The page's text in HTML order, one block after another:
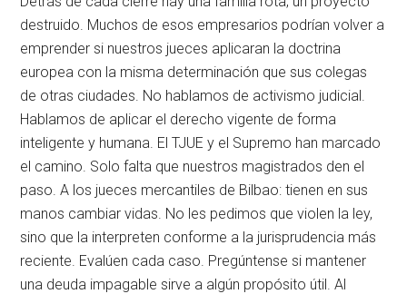
destruido. Muchos de esos empresarios podrían volver a
emprender si nuestros jueces aplicaran la doctrina
europea con la misma determinación que sus colegas
de otras ciudades. No hablamos de activismo judicial.
Hablamos de aplicar el derecho vigente de forma
inteligente y humana. El TJUE y el Supremo han marcado
el camino. Solo falta que nuestros magistrados den el
paso. A los jueces mercantiles de Bilbao: tienen en sus
manos cambiar vidas. No les pedimos que violen la ley,
sino que la interpreten conforme a la jurisprudencia más
reciente. Evalúen cada caso. Pregúntense si mantener
una deuda impagable sirve a algún propósito útil. Al